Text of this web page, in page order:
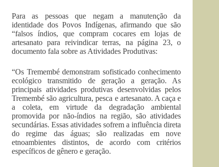
Para as pessoas que negam a manutenção da
identidade dos Povos Indígenas, afirmando que são
“falsos índios, que compram cocares em lojas de
artesanato para reivindicar terras, na página 23, o
documento fala sobre as Atividades Produtivas:
“Os Tremembé demonstram sofisticado conhecimento
ecológico transmitido de geração a geração. As
principais atividades produtivas desenvolvidas pelos
Tremembé são agricultura, pesca e artesanato. A caça e
a coleta, em virtude da degradação ambiental
promovida por não-índios na região, são atividades
secundárias. Essas atividades sofrem a influência direta
do regime das águas; são realizadas em nove
etnoambientes distintos, de acordo com critérios
específicos de gênero e geração.